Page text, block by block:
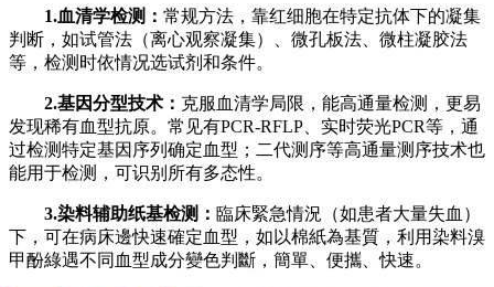
1.血清学检测： 常规方法，靠红细胞在特定抗体下的凝集
判断，如试管法（离心观察凝集）、微孔板法、微柱凝胶法
等，检测时依情况选试剂和条件。
2.基因分型技术： 克服血清学局限，能高通量检测，更易
发现稀有血型抗原。常见有PCR-RFLP、实时荧光PCR等，通
过检测特定基因序列确定血型；二代测序等高通量测序技术也
能用于检测，可识别所有多态性。
3.染料辅助纸基检测： 臨床緊急情況（如患者大量失血）
下，可在病床邊快速確定血型，如以棉紙為基質，利用染料溴
甲酚綠遇不同血型成分變色判斷，簡單、便攜、快速。